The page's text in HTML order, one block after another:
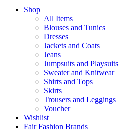
Shop
All Items
Blouses and Tunics
Dresses
Jackets and Coats
Jeans
Jumpsuits and Playsuits
Sweater and Knitwear
Shirts and Tops
Skirts
Trousers and Leggings
Voucher
Wishlist
Fair Fashion Brands